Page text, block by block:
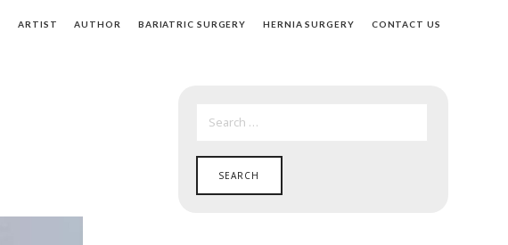
ARTIST AUTHOR BARIATRIC SURGERY HERNIA SURGERY CONTACT US
FOR: